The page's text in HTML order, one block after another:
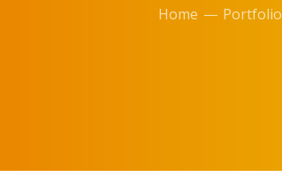
Home Portfolio